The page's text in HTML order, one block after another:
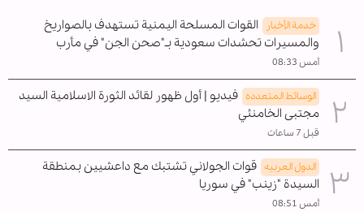
خدمة الأخبار
القوات المسلحة اليمنية تستهدف بالصواريخ
والمسيرات تحشدات سعودية بـ"صحن الجن" في مأرب
أمس 08:33
الوسائط المتعدده فيديو | أول ظهور لقائد الثورة الاسلامية السيد
مجتبى الخامنئي
قبل 7 ساعات
الدول العربیه قوات الجولاني تشتبك مع داعشيين بمنطقة
السيدة "زينب" في سوريا
أمس 08:51